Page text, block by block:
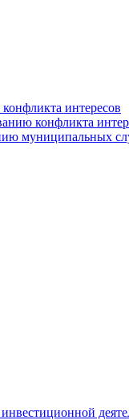
интересов
конфликта
муниципальных